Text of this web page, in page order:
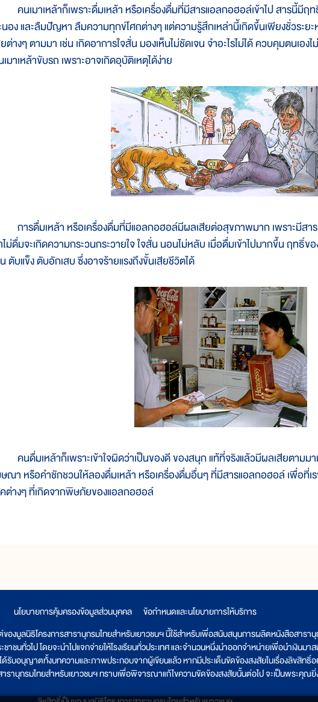
คนเมาเหล้าก็เพราะดื่มเหล้า หรือเครื่องดื่มที่มีสารแอลกอฮอล์เข้าไป สารนี้มี
นอง และลืมปัญหา ลืมความทุกข์โศกต่างๆ แต่ความรู้สึกเหล่านี้เกิดขึ้นเพียงชั่วระย
ต่างๆ ตามมา เช่น เกิดอาการใจสั่น มองเห็นไม่ชัดเจน จำอะไรไม่ได้ ควบคุมตนเอ
มาเหล้าขับรถ เพราะอาจเกิดอุบัติเหตุได้ง่าย
การดื่มเหล้า หรือเครื่องดื่มที่มีแอลกอฮอล์มีผลเสียต่อสุขภาพมาก เพราะมีสา
ม่ดื่มจะเกิดความกระวนกระวายใจ ใจสั่น นอนไม่หลับ เมื่อดื่มเข้าไปมากขึ้น ฤทธิ์ข
ตับแข็ง ตับอักเสบ ซึ่งอาจร้ายแรงถึงขั้นเสียชีวิตได้
คนดื่มเหล้าก็เพราะเข้าใจผิดว่าเป็นของดี ของสนุก แท้ที่จริงแล้วมีผลเสียตามมา
ณา หรือคำชักชวนให้ลองดื่มเหล้า หรือเครื่องดื่มอื่นๆ ที่มีสารแอลกอฮอล์ เพื่อที่เ
ต่างๆ ที่เกิดจากพิษภัยของแอลกอฮอล์
นโยบายการคุ้มครองข้อมูลส่วนบุคคล
ข้อกำหนดและนโยบายการให้บริการ
องมูลนิธิโครงการสารานุกรมไทยสำหรับเยาวชนฯ นี้ใช้สำหรับเพื่อสนับสนุนการผลิตหนังสือสารา
ชาชนทั่วไป โดยจะนำไปแจกจ่ายให้โรงเรียนทั่วประเทศ และจำนวนหนึ่งนำออกจำหน่ายเพื่อนำเงิน
รับอนุญาตทั้งบทความและภาพประกอบจากผู้เขียนแล้ว หากมีประเด็นขัดข้องสงสัยในเรื่องลิขสิทธิ์อ
รานุกรมไทยสำหรับเยาวชนฯ ทราบเพื่อพิจารณาแก้ไขความขัดข้องสงสัยนั้นต่อไป จะเป็นพระคุณยิ่